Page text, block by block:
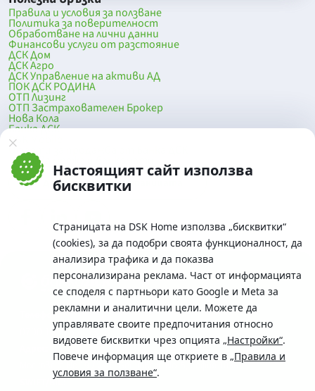
Настоящият сайт използва
бисквитки
Страницата на DSK Home използва „бисквитки“
(cookies), за да подобри своята функционалност, да
анализира трафика и да показва
персонализирана реклама. Част от информацията
се споделя с партньори като Google и Meta за
рекламни и аналитични цели. Можете да
управлявате своите предпочитания относно
видовете бисквитки чрез опцията „Настройки“.
Повече информация ще откриете в „Правила и
условия за ползване“.
Правила и условия за ползване
Политика за поверителност
Обработване на лични данни
Финансови услуги от разстояние
ДСК Дом
ДСК Агро
ДСК Управление на активи АД
ПОК ДСК РОДИНА
ОТП Лизинг
ОТП Застрахователен Брокер
Нова Кола
Банка ДСК
DSK Mobile
Оферти за продажба от Банка ДСК
Клонова мрежа и банкомати
До началото на страницата
Телефон:
0700 10 375 / *2375
Московска No.19 / ул. Г. Бенковски No. 5, София 1036
SWIFT/BIC: